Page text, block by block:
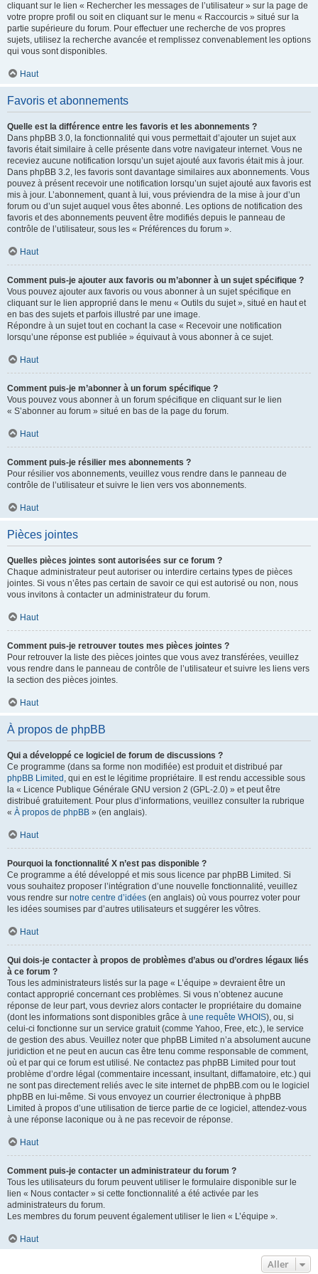
cliquant sur le lien « Rechercher les messages de l’utilisateur » sur la page de
votre propre profil ou soit en cliquant sur le menu « Raccourcis » situé sur la
partie supérieure du forum. Pour effectuer une recherche de vos propres
sujets, utilisez la recherche avancée et remplissez convenablement les options
qui vous sont disponibles.
Haut
Favoris et abonnements
Quelle est la différence entre les favoris et les abonnements ?
Dans phpBB 3.0, la fonctionnalité qui vous permettait d’ajouter un sujet aux
favoris était similaire à celle présente dans votre navigateur internet. Vous ne
receviez aucune notification lorsqu’un sujet ajouté aux favoris était mis à jour.
Dans phpBB 3.2, les favoris sont davantage similaires aux abonnements. Vous
pouvez à présent recevoir une notification lorsqu’un sujet ajouté aux favoris est
mis à jour. L’abonnement, quant à lui, vous préviendra de la mise à jour d’un
forum ou d’un sujet auquel vous êtes abonné. Les options de notification des
favoris et des abonnements peuvent être modifiés depuis le panneau de
contrôle de l’utilisateur, sous les « Préférences du forum ».
Haut
Comment puis-je ajouter aux favoris ou m’abonner à un sujet spécifique ?
Vous pouvez ajouter aux favoris ou vous abonner à un sujet spécifique en
cliquant sur le lien approprié dans le menu « Outils du sujet », situé en haut et
en bas des sujets et parfois illustré par une image.
Répondre à un sujet tout en cochant la case « Recevoir une notification
lorsqu’une réponse est publiée » équivaut à vous abonner à ce sujet.
Haut
Comment puis-je m’abonner à un forum spécifique ?
Vous pouvez vous abonner à un forum spécifique en cliquant sur le lien
« S’abonner au forum » situé en bas de la page du forum.
Haut
Comment puis-je résilier mes abonnements ?
Pour résilier vos abonnements, veuillez vous rendre dans le panneau de
contrôle de l’utilisateur et suivre le lien vers vos abonnements.
Haut
Pièces jointes
Quelles pièces jointes sont autorisées sur ce forum ?
Chaque administrateur peut autoriser ou interdire certains types de pièces
jointes. Si vous n’êtes pas certain de savoir ce qui est autorisé ou non, nous
vous invitons à contacter un administrateur du forum.
Haut
Comment puis-je retrouver toutes mes pièces jointes ?
Pour retrouver la liste des pièces jointes que vous avez transférées, veuillez
vous rendre dans le panneau de contrôle de l’utilisateur et suivre les liens vers
la section des pièces jointes.
Haut
À propos de phpBB
Qui a développé ce logiciel de forum de discussions ?
Ce programme (dans sa forme non modifiée) est produit et distribué par
phpBB Limited , qui en est le légitime propriétaire. Il est rendu accessible sous
la « Licence Publique Générale GNU version 2 (GPL-2.0) » et peut être
distribué gratuitement. Pour plus d’informations, veuillez consulter la rubrique
« À propos de phpBB » (en anglais).
Haut
Pourquoi la fonctionnalité X n’est pas disponible ?
Ce programme a été développé et mis sous licence par phpBB Limited. Si
vous souhaitez proposer l’intégration d’une nouvelle fonctionnalité, veuillez
vous rendre sur notre centre d’idées (en anglais) où vous pourrez voter pour
les idées soumises par d’autres utilisateurs et suggérer les vôtres.
Haut
Qui dois-je contacter à propos de problèmes d’abus ou d’ordres légaux liés
à ce forum ?
Tous les administrateurs listés sur la page « L’équipe » devraient être un
contact approprié concernant ces problèmes. Si vous n’obtenez aucune
réponse de leur part, vous devriez alors contacter le propriétaire du domaine
(dont les informations sont disponibles grâce à une requête WHOIS), ou, si
celui-ci fonctionne sur un service gratuit (comme Yahoo, Free, etc.), le service
de gestion des abus. Veuillez noter que phpBB Limited n’a absolument aucune
juridiction et ne peut en aucun cas être tenu comme responsable de comment,
où et par qui ce forum est utilisé. Ne contactez pas phpBB Limited pour tout
problème d’ordre légal (commentaire incessant, insultant, diffamatoire, etc.) qui
ne sont pas directement reliés avec le site internet de phpBB.com ou le logiciel
phpBB en lui-même. Si vous envoyez un courrier électronique à phpBB
Limited à propos d’une utilisation de tierce partie de ce logiciel, attendez-vous
à une réponse laconique ou à ne pas recevoir de réponse.
Haut
Comment puis-je contacter un administrateur du forum ?
Tous les utilisateurs du forum peuvent utiliser le formulaire disponible sur le
lien « Nous contacter » si cette fonctionnalité a été activée par les
administrateurs du forum.
Les membres du forum peuvent également utiliser le lien « L’équipe ».
Haut
Aller